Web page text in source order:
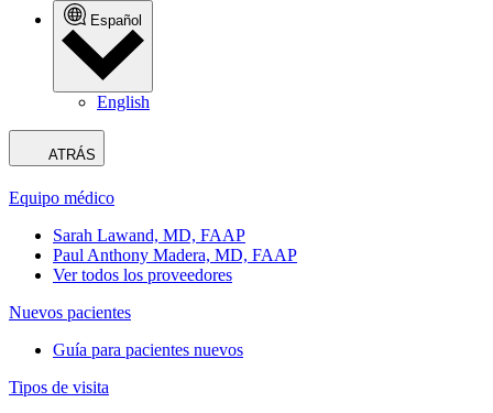
Español
English
ATRÁS
Equipo médico
Sarah Lawand, MD, FAAP
Paul Anthony Madera, MD, FAAP
Ver todos los proveedores
Nuevos pacientes
Guía para pacientes nuevos
Tipos de visita